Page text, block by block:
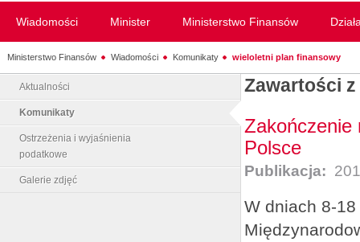
Wiadomości Minister Ministerstwo Finansów
Ministerstwo Finansów Wiadomości Komunikaty wieloletni plan finansowy
Aktualności
Komunikaty
Ostrzeżenia i wyjaśnienia
podatkowe
Galerie zdjęć
Zawartości
Zakończenie
Polsce
Publikacja:
W dniach 8-